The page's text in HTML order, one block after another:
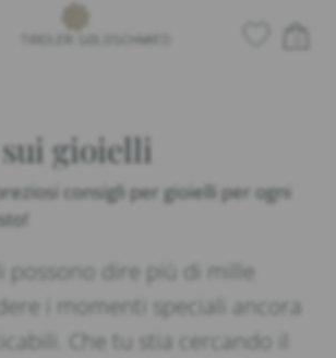
gioielli
consigli per gioielli per ogni
possono dire più di mille
i momenti speciali ancora
Che tu stia cercando il